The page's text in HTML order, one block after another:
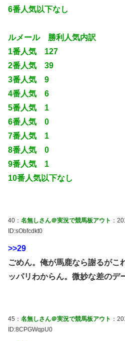
6番人気以下なし
ルメール 勝利人気内訳
1番人気 127
2番人気 39
3番人気 9
4番人気 6
5番人気 1
6番人気 0
7番人気 1
8番人気 0
9番人気 1
10番人気以下なし
40： 名無しさん＠実況で競馬板アウト ：
ID:sObfcdkt0
>>29
ごめん。俺が馬鹿なら謝るがこ
ッパリわからん。微妙な差のデ
45： 名無しさん＠実況で競馬板アウト ：
ID:8CPGWqpU0